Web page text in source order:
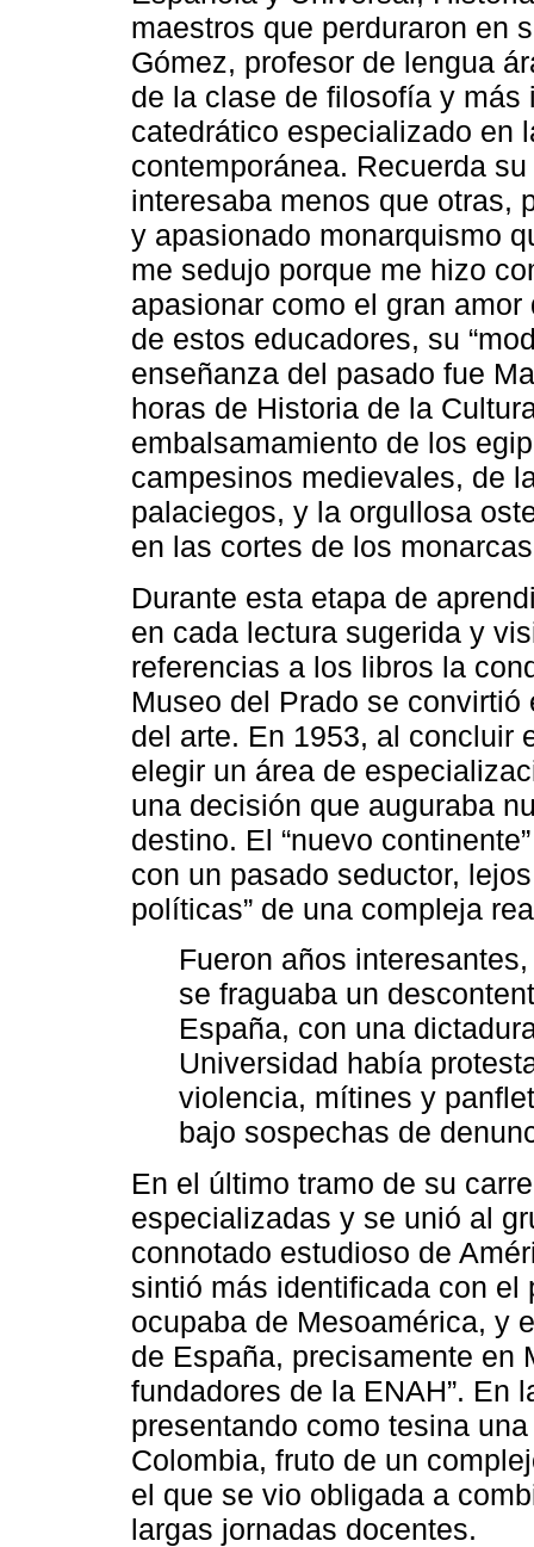
maestros que perduraron en
Gómez, profesor de lengua
de la clase de filosofía y
catedrático especializado en
contemporánea. Recuerda
interesaba menos que otras,
y apasionado monarquismo
me sedujo porque me hizo
apasionar como el gran
de estos educadores, su
enseñanza del pasado fue
horas de Historia de la
embalsamamiento de los
campesinos medievales, de
palaciegos, y la orgullosa
en las cortes de los
Durante esta etapa de
en cada lectura sugerida y
referencias a los libros la
Museo del Prado se
del arte. En 1953, al concluir
elegir un área de
una decisión que auguraba
destino. El “nuevo
con un pasado seductor,
políticas” de una compleja
Fueron años
se fraguaba un
España, con una
Universidad había
violencia, mítines y
bajo sospechas de
En el último tramo de su
especializadas y se unió al
connotado estudioso de
sintió más identificada con el
ocupaba de Mesoamérica, y
de España, precisamente en
fundadores de la ENAH”. En
presentando como tesina
Colombia, fruto de un
el que se vio obligada a
largas jornadas docentes.